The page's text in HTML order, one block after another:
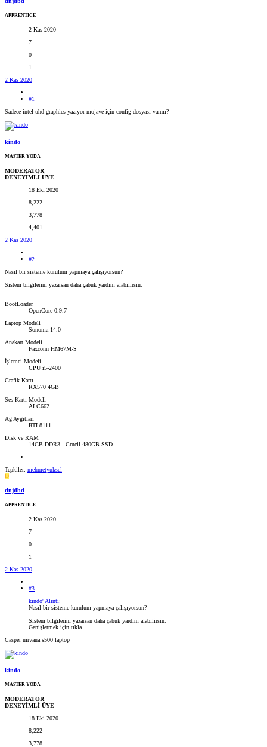
APPRENTICE
2 Kas 2020
7
0
1
2 Kas 2020
#1
Sadece intel uhd graphics yazıyor mojave için config dosyası varmı?
kindo
MASTER YODA
MODERATOR
DENEYİMLİ ÜYE
18 Eki 2020
8,222
3,778
4,401
2 Kas 2020
#2
Nasıl bir sisteme kurulum yapmaya çalışıyorsun?
Sistem bilgilerini yazarsan daha çabuk yardım alabilirsin.
BootLoader
OpenCore 0.9.7
Laptop Modeli
Sonoma 14.0
Anakart Modeli
Faxconn HM67M-S
İşlemci Modeli
CPU i5-2400
Grafik Kartı
RX570 4GB
Ses Kartı Modeli
ALC662
Ağ Aygıtları
RTL8111
Disk ve RAM
14GB DDR3 - Crucil 480GB SSD
Tepkiler: mehmetyuksel
D
dnjdbd
APPRENTICE
2 Kas 2020
7
0
1
2 Kas 2020
#3
kindo' Alıntı:
Nasıl bir sisteme kurulum yapmaya çalışıyorsun?
Sistem bilgilerini yazarsan daha çabuk yardım alabilirsin.
Genişletmek için tıkla ...
Casper nirvana s500 laptop
kindo
MASTER YODA
MODERATOR
DENEYİMLİ ÜYE
18 Eki 2020
8,222
3,778